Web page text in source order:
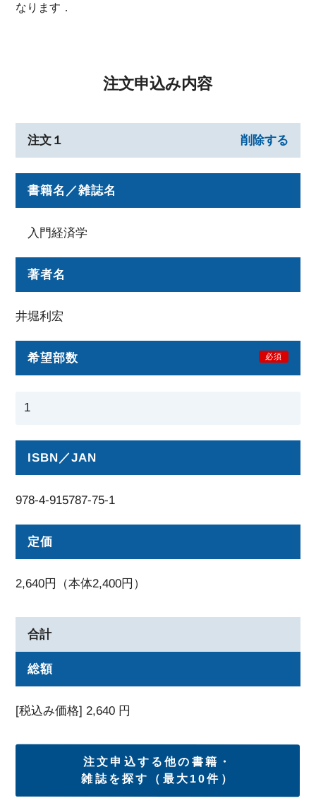
なります．
注文申込み内容
注文１ 削除する
書籍名／雑誌名
入門経済学
著者名
井堀利宏
希望部数 必須
ISBN／JAN
978-4-915787-75-1
定価
2,640円（本体2,400円）
合計
総額
[税込み価格]2,640 円
注文申込する他の書籍・
雑誌を探す（最大10件）